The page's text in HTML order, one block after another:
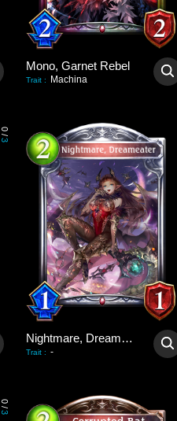
Mono, Garnet Rebel
Trait : Machina
0
/
3
Nightmare, Dreameater
Trait : -
0
/
3